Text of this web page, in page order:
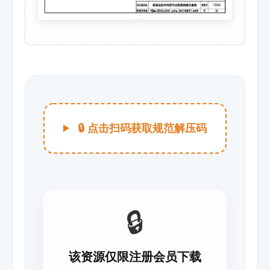
🔒 点击扫码获取规范解压码
🔒
该资源仅限注册会员下载